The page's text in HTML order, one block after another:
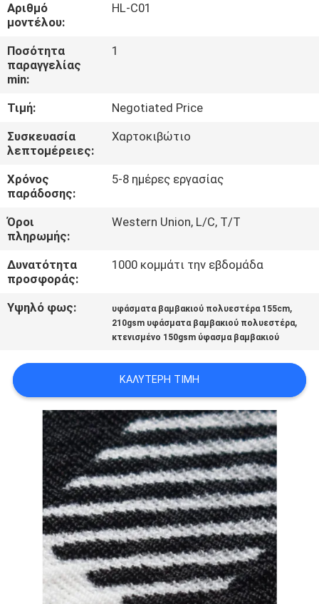
ΠΟΙΟΤΙΚΌΣ
ΈΛΕΓΧΟΣ
ΕΛΆΤΕ
ΣΕ
ΕΠΑΦΉ
ΜΕ
ΕΙΔΉΣΕΙΣ
ΖΗΤΉΣΤΕ
ΈΝΑ
ΑΠΌΣΠΑΣΜΑ
SITEMAP
PRIVACY
POLICY
Αριθμό
μοντέλου:
HL-C01
Ποσότητα
παραγγελίας
min:
1
Τιμή:
Negotiated Price
Συσκευασία
λεπτομέρειες:
Χαρτοκιβώτιο
Χρόνος
παράδοσης:
5-8 ημέρες εργασίας
Όροι
πληρωμής:
Western Union, L/C, T/T
Δυνατότητα
προσφοράς:
1000 κομμάτι την εβδομάδα
Υψηλό φως: υφάσματα βαμβακιού πολυεστέρα 155cm,
210gsm υφάσματα βαμβακιού πολυεστέρα,
κτενισμένο 150gsm ύφασμα βαμβακιού
ΚΑΛΎΤΕΡΗ ΤΙΜΉ